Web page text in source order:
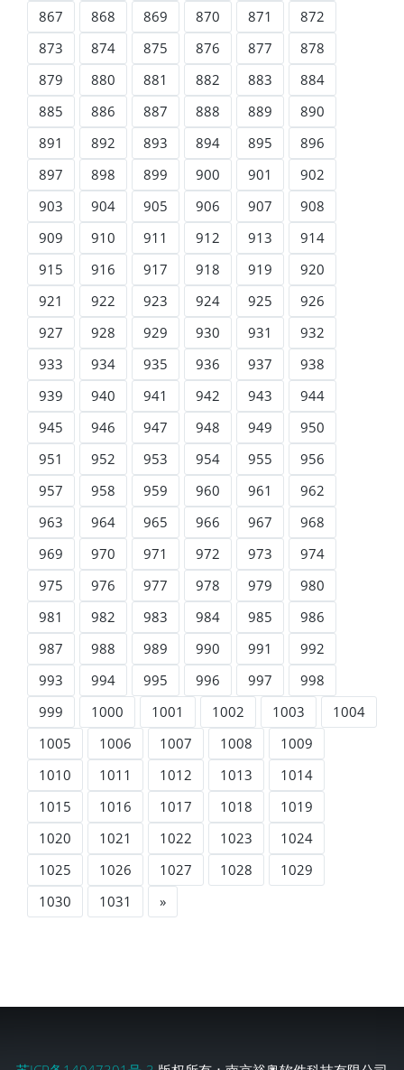
867
868 869 870 871
872
873
874 875 876 877
878
879
880 881 882 883
884
885
886 887 888 889
890
891
892 893 894 895
896
897
898 899 900 901
902
903
904 905 906 907
908
909
910 911 912 913
914
915
916 917 918 919
920
921
922 923 924 925
926
927
928 929 930 931
932
933
934 935 936 937
938
939
940 941 942 943
944
945
946 947 948 949
950
951
952 953 954 955
956
957
958 959 960 961
962
963
964 965 966 967
968
969
970 971 972 973
974
975
976 977 978 979
980
981
982 983 984 985
986
987
988 989 990 991
992
993
994 995 996 997
998
999
1000 1001 1002 1003
1004
1005
1006 1007 1008
1009
1010
1011 1012 1013
1014
1015
1016 1017 1018
1019
1020
1021 1022 1023
1024
1025
1026 1027 1028
1029
1030
1031 »